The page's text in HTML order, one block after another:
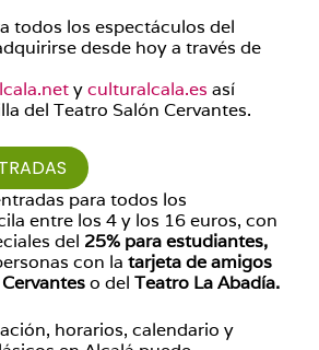
todos los espectáculos del
desde hoy a través de
yculturalcala.es así
del Teatro Salón Cervantes.
para todos los
entre los 4 y los 16 euros, con
del 25% para estudiantes,
con la tarjeta de amigos
o del Teatro La Abadía.
horarios, calendario y